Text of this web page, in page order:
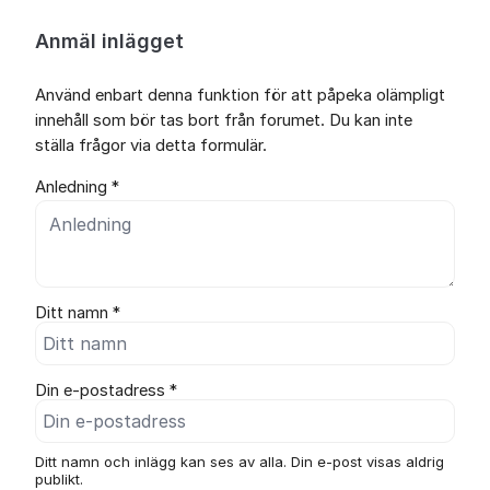
Anmäl inlägget
Använd enbart denna funktion för att påpeka olämpligt
innehåll som bör tas bort från forumet. Du kan inte
ställa frågor via detta formulär.
Anledning *
Ditt namn *
Din e-postadress *
Ditt namn och inlägg kan ses av alla. Din e-post visas aldrig
publikt.